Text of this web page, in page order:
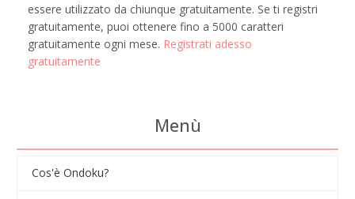
essere utilizzato da chiunque gratuitamente. Se ti registri
gratuitamente, puoi ottenere fino a 5000 caratteri
gratuitamente ogni mese. Registrati adesso
gratuitamente
Menù
Cos'è Ondoku?